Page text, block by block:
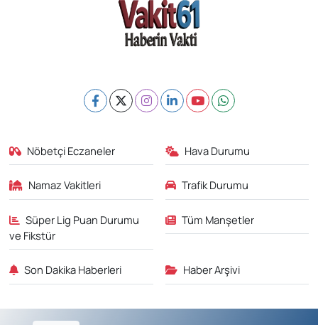
Nöbetçi Eczaneler Hava Durumu
Namaz Vakitleri Trafik Durumu
Süper Lig Puan Durumu
ve Fikstür
Tüm Manşetler
Son Dakika Haberleri Haber Arşivi